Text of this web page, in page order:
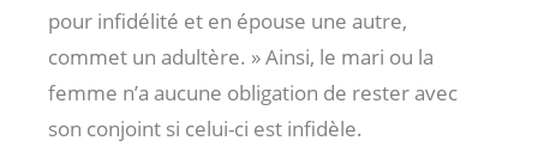
pour infidélité et en épouse une autre,
commet un adultère. » Ainsi, le mari ou la
femme n’a aucune obligation de rester avec
son conjoint si celui-ci est infidèle.